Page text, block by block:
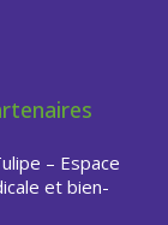
– Espace
et bien-